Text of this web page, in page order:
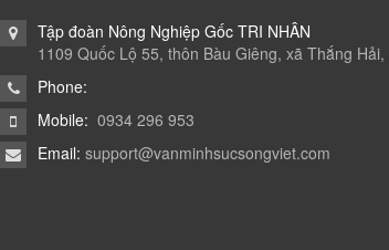
Tập đoàn Nông Nghiệp Gốc TRI NHÂN
1109 Quốc Lộ 55, thôn Bàu Giêng, xã Thắng
Phone:
Mobile: 0934 296 953
Email: support@vanminhsucsongviet.com